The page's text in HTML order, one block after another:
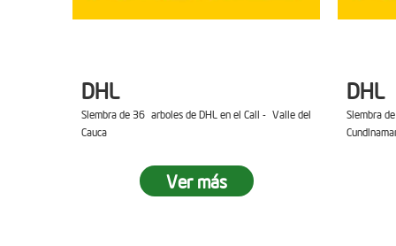
DHL
Siembra de 36 arboles de DHL en el Cali - Valle del
Cauca
Ver más
DHL
Siembra